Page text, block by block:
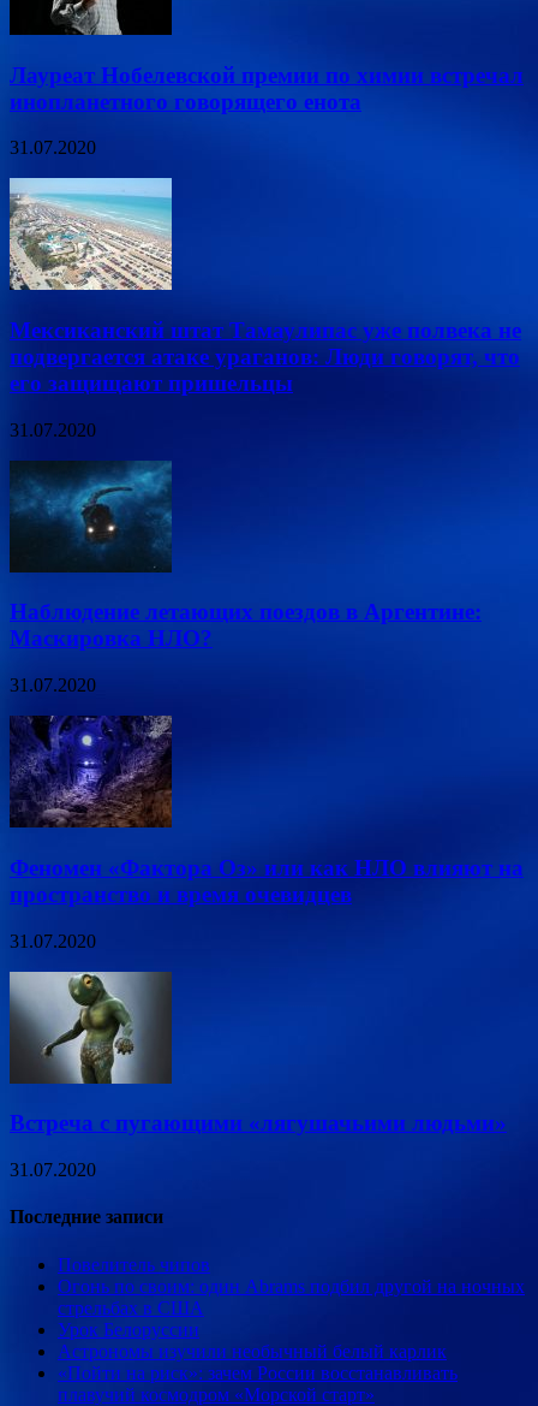
Лауреат Нобелевской премии по химии встречал
инопланетного говорящего енота
31.07.2020
Мексиканский штат Тамаулипас уже полвека не
подвергается атаке ураганов: Люди говорят, что
его защищают пришельцы
31.07.2020
Наблюдение летающих поездов в Аргентине:
Маскировка НЛО?
31.07.2020
Феномен «Фактора Оз» или как НЛО влияют на
пространство и время очевидцев
31.07.2020
Встреча с пугающими «лягушачьими людьми»
31.07.2020
Последние записи
Повелитель чипов
Огонь по своим: один Abrams подбил другой на ночных
стрельбах в США
Урок Белоруссии
Астрономы изучили необычный белый карлик
«Пойти на риск»: зачем России восстанавливать
плавучий космодром «Морской старт»